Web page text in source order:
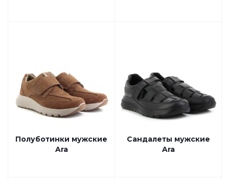
Полуботинки мужские
Ara
Сандалеты мужские
Ara